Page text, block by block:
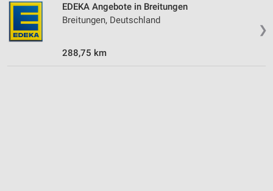
❯
EDEKA Angebote in Breitungen
Breitungen, Deutschland
288,75 km
Verwendung von Profilen zur Auswahl
personalisierter Inhalte
Messung der Werbeleistung